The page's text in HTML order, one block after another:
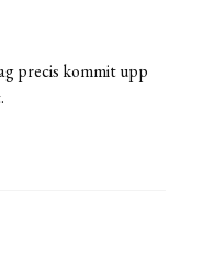
precis kommit upp